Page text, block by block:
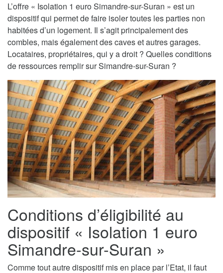
L’offre « Isolation 1 euro Simandre-sur-Suran » est un
dispositif qui permet de faire isoler toutes les parties non
habitées d’un logement. Il s’agit principalement des
combles, mais également des caves et autres garages.
Locataires, propriétaires, qui y a droit ? Quelles conditions
de ressources remplir sur Simandre-sur-Suran ?
Conditions d’éligibilité au
dispositif « Isolation 1 euro
Simandre-sur-Suran »
Comme tout autre dispositif mis en place par l’Etat, il faut